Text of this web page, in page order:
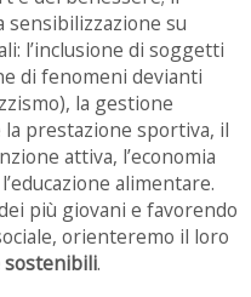
su
l’inclusione di soggetti
di fenomeni devianti
la gestione
la prestazione sportiva, il
attiva, l’economia
alimentare.
più giovani e favorendo
orienteremo il loro
sostenibili.